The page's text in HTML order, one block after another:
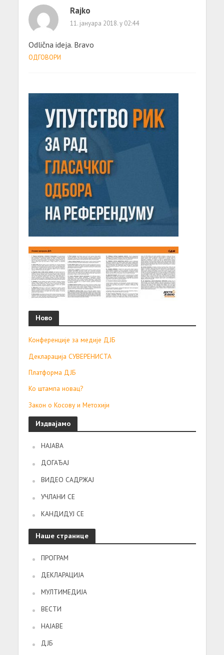
Rajko
11. јануара 2018. у 02:44
Odlična ideja. Bravo
ОДГОВОРИ
Ново
Конференције за медије ДЈБ
Декларација СУВЕРЕНИСТА
Платформа ДЈБ
Ко штампа новац?
Закон о Косову и Метохији
Издвајамо
НАЈАВА
ДОГАЂАЈ
ВИДЕО САДРЖАЈ
УЧЛАНИ СЕ
КАНДИДУЈ СЕ
Наше странице
ПРОГРАМ
ДЕКЛАРАЦИЈА
МУЛТИМЕДИЈА
ВЕСТИ
НАЈАВЕ
ДЈБ